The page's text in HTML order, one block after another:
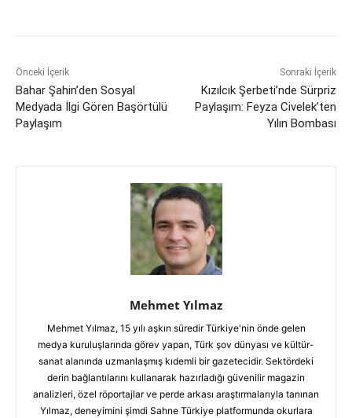
Önceki İçerik
Bahar Şahin’den Sosyal
Medyada İlgi Gören Başörtülü
Paylaşım
Sonraki İçerik
Kızılcık Şerbeti’nde Sürpriz
Paylaşım: Feyza Civelek’ten
Yılın Bombası
Mehmet Yılmaz
Mehmet Yılmaz, 15 yılı aşkın süredir Türkiye'nin önde gelen
medya kuruluşlarında görev yapan, Türk şov dünyası ve kültür-
sanat alanında uzmanlaşmış kıdemli bir gazetecidir. Sektördeki
derin bağlantılarını kullanarak hazırladığı güvenilir magazin
analizleri, özel röportajlar ve perde arkası araştırmalarıyla tanınan
Yılmaz, deneyimini şimdi Sahne Türkiye platformunda okurlara